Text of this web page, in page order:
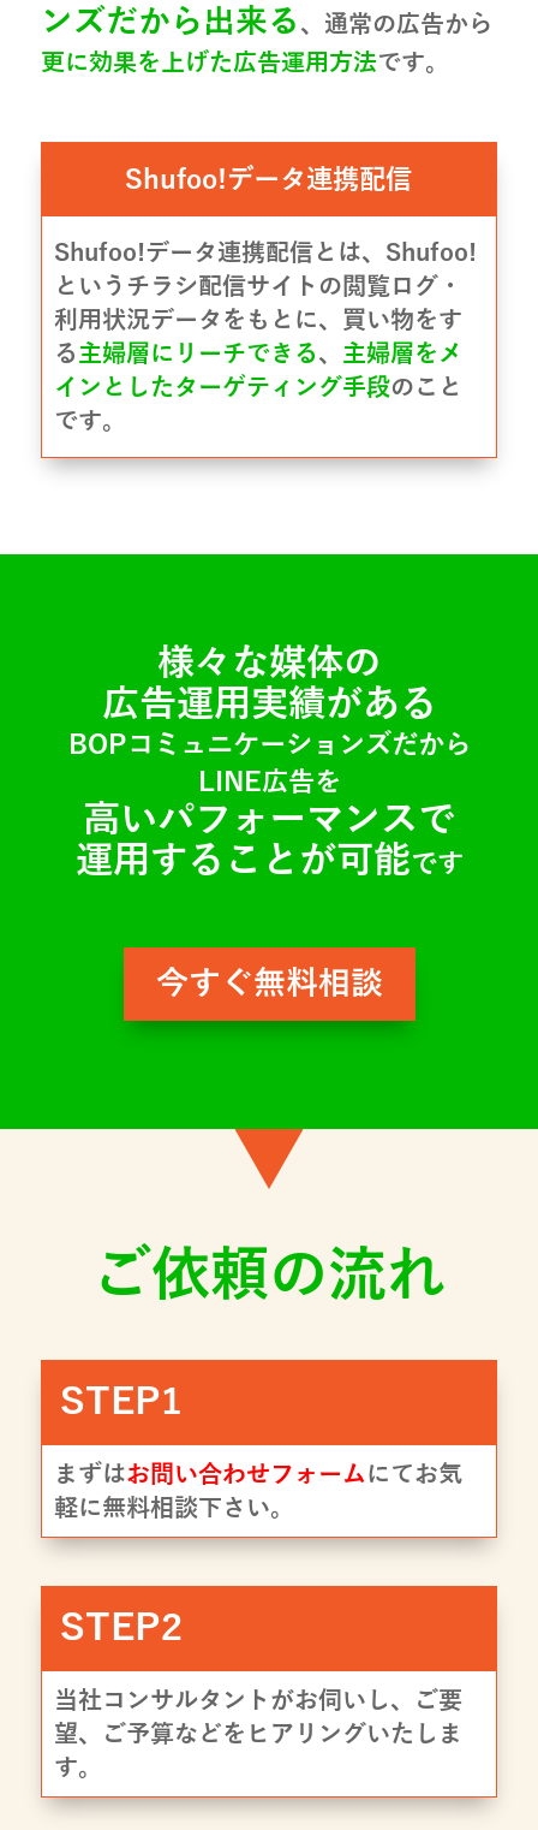
ンズだから出来る 、通常の広告から
更に効果を上げた広告運用方法です。
Shufoo!データ連携配信
Shufoo!データ連携配信とは、Shufoo!
というチラシ配信サイトの閲覧ログ・
利用状況データをもとに、買い物をす
る 主婦層にリーチできる、
主婦層をメ
インとしたターゲティング手段のこと
です。
様々な媒体の
広告運用実績がある
BOPコミュニケーションズだから
LINE広告を
高いパフォーマンスで
運用することが可能です
今すぐ無料相談
ご依頼の流れ
STEP1
まずはお問い合わせフォームにてお気
軽に無料相談下さい。
STEP2
当社コンサルタントがお伺いし、ご要
望、ご予算などをヒアリングいたしま
す。